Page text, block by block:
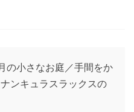
の小さなお庭／手間をか
ンキュラスラックスの